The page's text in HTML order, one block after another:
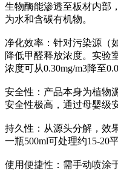
生物酶能渗透至板材内部
为水和含碳有机物。
净化效率：针对污染源（
降低甲醛释放浓度。实验
浓度可从0.30mg/m3降至
安全性：产品本身为植物
安全性极高，通过母婴级
持久性：从源头分解，效
一瓶500ml可处理约15-20
使用便捷性：需手动喷涂